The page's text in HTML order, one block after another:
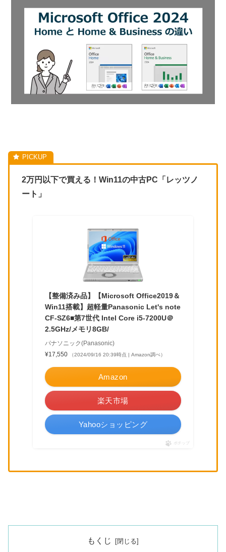
2万円以下で買える！Win11の中古PC「レッツノ
ート」
【整備済み品】【Microsoft Office2019＆
Win11搭載】超軽量Panasonic Let's note
CF-SZ6■第7世代 Intel Core i5-7200U＠
2.5GHz/メモリ8GB/
パナソニック(Panasonic)
¥17,550
（2024/09/16 20:39時点 | Amazon調べ）
Amazon
楽天市場
Yahooショッピング
ポチップ
もくじ